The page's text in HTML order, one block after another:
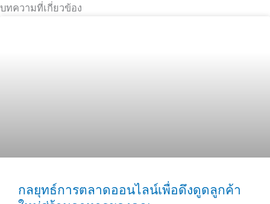
บทความที่เกี่ยวข้อง
กลยุทธ์การตลาดออนไลน์เพื่อดึงดูดลูกค้า